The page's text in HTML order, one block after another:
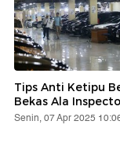
Tips Anti Ketipu
Bekas Ala
Senin, 07 Apr 2025